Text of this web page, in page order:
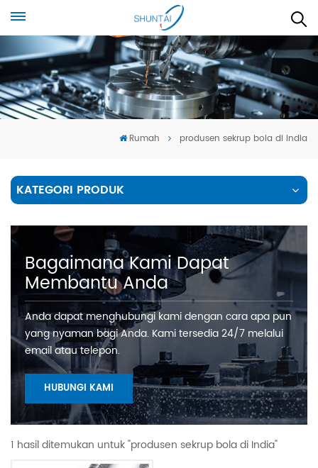
Rumah produsen sekrup bola di India
KATEGORI PRODUK
Bagaimana Kami Dapat
Membantu Anda
Anda dapat menghubungi kami dengan cara apa pun
yang nyaman bagi Anda. Kami tersedia 24/7 melalui
email atau telepon.
HUBUNGI KAMI
1 hasil ditemukan untuk "produsen sekrup bola di India"